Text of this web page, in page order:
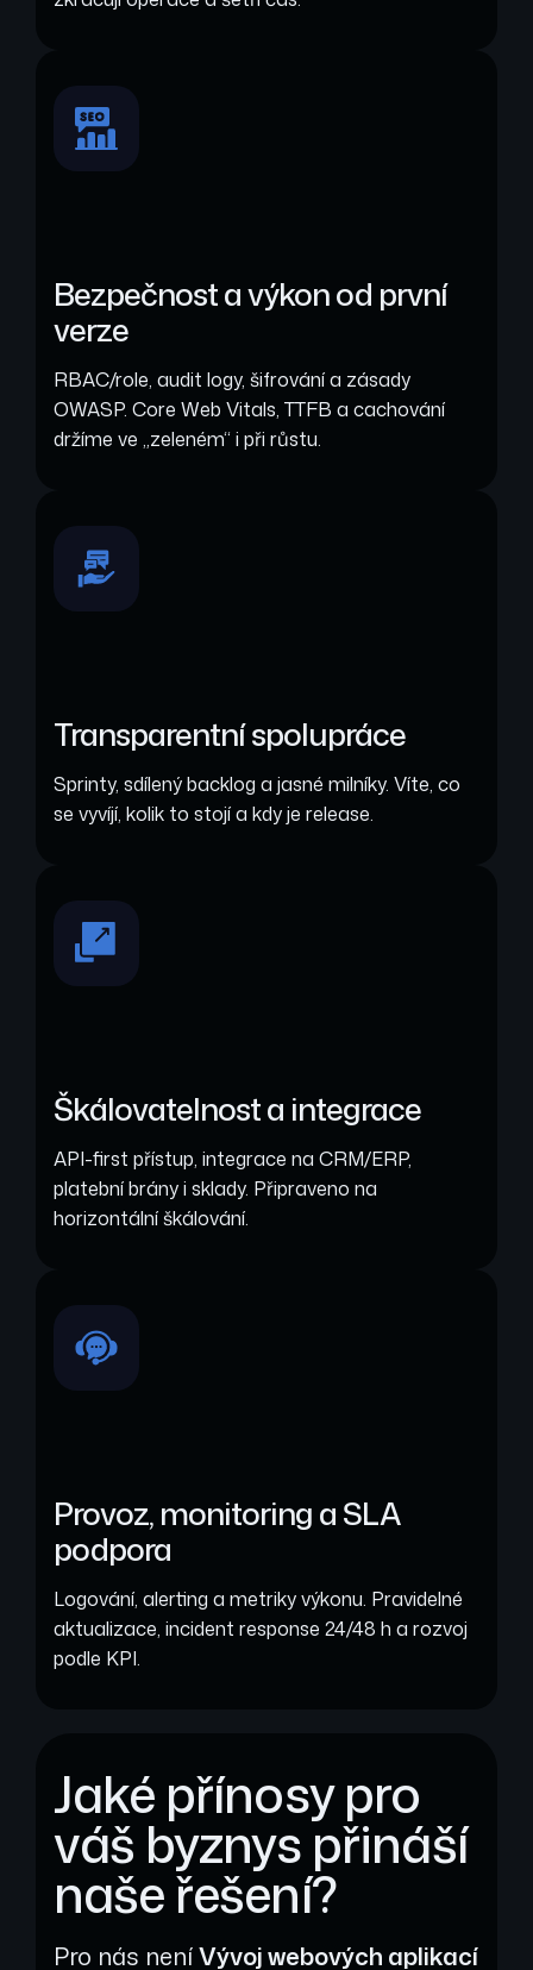
Bezpečnost a výkon od první
verze
RBAC/role, audit logy, šifrování a zásady
OWASP. Core Web Vitals, TTFB a cachování
držíme ve „zeleném“ i při růstu.
Transparentní spolupráce
Sprinty, sdílený backlog a jasné milníky. Víte, co
se vyvíjí, kolik to stojí a kdy je release.
Škálovatelnost a integrace
API-first přístup, integrace na CRM/ERP,
platební brány i sklady. Připraveno na
horizontální škálování.
Provoz, monitoring a SLA
podpora
Logování, alerting a metriky výkonu. Pravidelné
aktualizace, incident response 24/48 h a rozvoj
podle KPI.
Jaké přínosy pro
váš byznys přináší
naše řešení?
Pro nás neníVývoj webových aplikací